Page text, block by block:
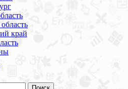
край